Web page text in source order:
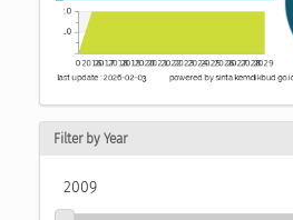
Filter by Year
2009